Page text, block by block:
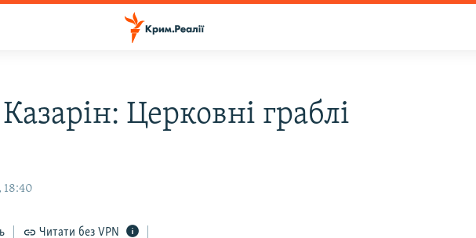
Церковні граблі
18:40
Читати без VPN